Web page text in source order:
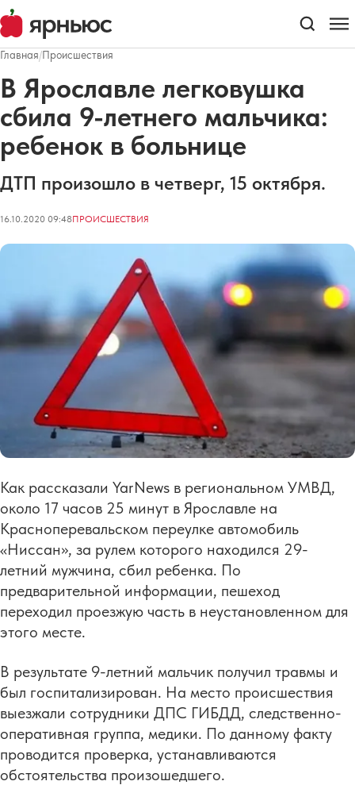
Главная/Происшествия
В Ярославле легковушка
сбила 9-летнего мальчика:
ребенок в больнице
ДТП произошло в четверг, 15 октября.
16.10.2020 09:48ПРОИСШЕСТВИЯ
Как рассказали YarNews в региональном УМВД,
около 17 часов 25 минут в Ярославле на
Красноперевальском переулке автомобиль
«Ниссан», за рулем которого находился 29-
летний мужчина, сбил ребенка. По
предварительной информации, пешеход
переходил проезжую часть в неустановленном для
этого месте.
В результате 9-летний мальчик получил травмы и
был госпитализирован. На место происшествия
выезжали сотрудники ДПС ГИБДД, следственно-
оперативная группа, медики. По данному факту
проводится проверка, устанавливаются
обстоятельства произошедшего.